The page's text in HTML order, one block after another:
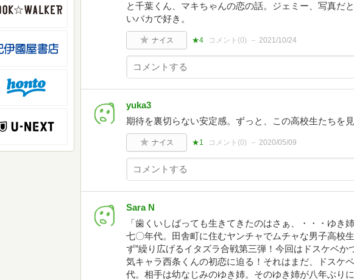
と千葉くん、マキちゃんの恋の話。ジェミー、写真だ
いバカで好き。
ナイス ★4 コメント(0) 2021/10/24
yuka3
期待を裏切らない安定感。ずっと、この高校生たちを
ナイス ★1 コメント(0) 2020/05/09
Sara N
「歯くいしばっても生きてきたのはさぁ、・・・ゆき
七〇年代。田舎町に住むヤンチャでムチャな男子高校
ず”繰り広げるイタズラ合戦第三弾！今回はドスケベか
気キャラ西条くんの初恋に迫る！それはまだ、ドスケ
代。相手は幼なじみのゆき姉。そのゆき姉が八年ぶり